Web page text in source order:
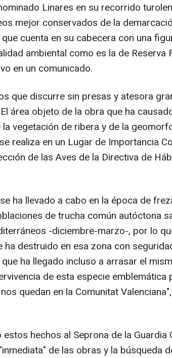
Linares en su recorrido
mejor conservados de la
cuenta en su cabecera con una
ambiental como es la de Reserva
en un comunicado.
que discurre sin presas y atesora
área objeto de la obra que ha
vegetación de ribera y de la
realiza en un Lugar de Importancia
de las Aves de la Directiva de
ha llevado a cabo en la época de
de trucha común autóctona
-diciembre-marzo-, por lo
ha destruido en esa zona con
ha llegado incluso a arrasar el
de esta especie emblemática
quedan en la Comunitat
estos hechos al Seprona de la Guardia
de las obras y la búsqueda